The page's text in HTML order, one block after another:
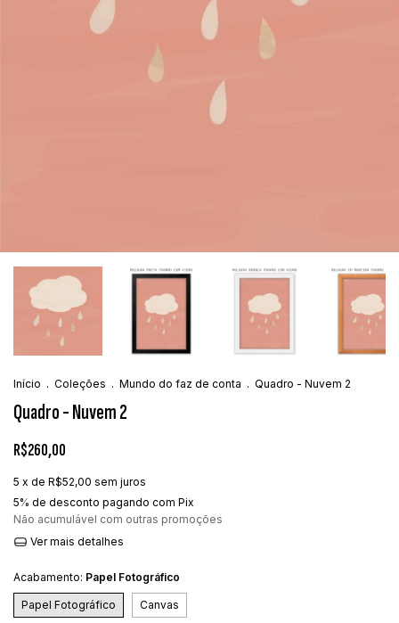
Início . Coleções . Mundo do faz de conta . Quadro - Nuvem 2
Quadro - Nuvem 2
R$260,00
5 x de R$52,00 sem juros
5% de desconto pagando com Pix
Não acumulável com outras promoções
Ver mais detalhes
Acabamento: Papel Fotográfico
Papel Fotográfico Canvas